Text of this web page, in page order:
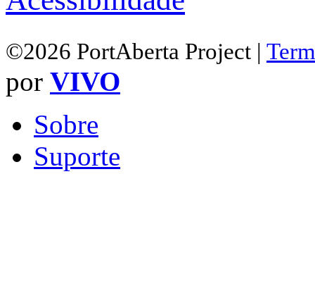
©2026 PortAberta Project |
por VIVO
Sobre
Suporte